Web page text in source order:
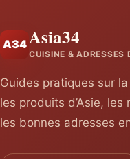
A34Asia34
CUISINE & ADRESSES
Guides pratiques sur
les produits d’Asie,
les bonnes adresses